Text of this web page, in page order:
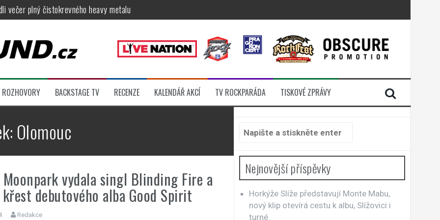
večer plný čistokrevného heavy metalu
na Veveří u Brna, návštěvníky potěší Rybičky 48, Harlej, Krucipüsk a další
Apocalyptica, legendární Root i s Big Bossem či velká párty s Green Jellÿ
klip otevírá cestu k albu, Slížovici i turné
ROZHOVORY BACKSTAGE TV RECENZE KALENDÁŘ AKCÍ TV ROCKPARÁDA TISKOVÉ ZPRÁVY
Olomouc
Moonpark vydala singl Blinding Fire a
debutového alba Good Spirit
Redakce
Hledat:
Nejnovější příspěvky
Horkýže Slíže představují Monte Mabu,
nový klip otevírá cestu k albu, Slížovici i
turné